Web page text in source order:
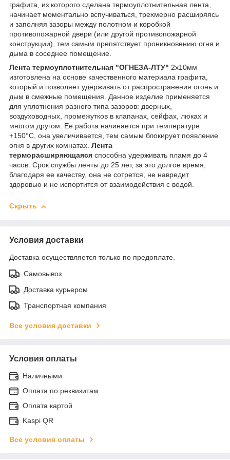
графита, из которого сделана термоуплотнительная лента,
начинает моментально вспучиваться, трехмерно расширяясь
и заполняя зазоры между полотном и коробкой
противопожарной двери (или другой противопожарной
конструкции), тем самым препятствует проникновению огня и
дыма в соседнее помещение.
Лента термоуплотнительная "ОГНЕЗА-ЛТУ" 2х10мм
изготовлена на основе качественного материала графита,
который и позволяет удерживать от распространения огонь и
дым в смежные помещения. Данное изделие применяется
для уплотнения разного типа зазоров: дверных,
воздуховодных, промежутков в клапанах, сейфах, люках и
многом другом. Ее работа начинается при температуре
+150°С, она увеличивается, тем самым блокирует появление
огня в других комнатах. Лента
терморасширяющаяся способна удерживать пламя до 4
часов. Срок службы ленты до 25 лет, за это долгое время,
благодаря ее качеству, она не сотрется, не навредит
здоровью и не испортится от взаимодействия с водой.
Скрыть
Условия доставки
Доставка осуществляется только по предоплате.
Самовывоз
Доставка курьером
Транспортная компания
Все условия доставки
Условия оплаты
Наличными
Оплата по реквизитам
Оплата картой
Kaspi QR
Все условия оплаты